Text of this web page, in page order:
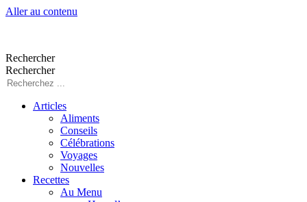
Aller au contenu
Rechercher
Rechercher
Articles
Aliments
Conseils
Célébrations
Voyages
Nouvelles
Recettes
Au Menu